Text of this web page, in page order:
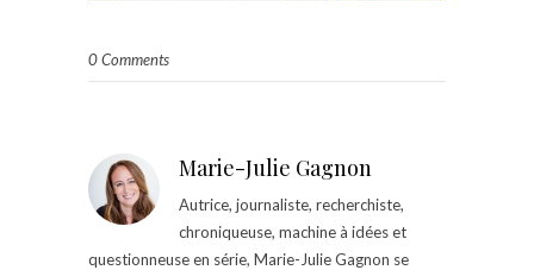
0 Comments
Marie-Julie Gagnon
Autrice, journaliste, recherchiste,
chroniqueuse, machine à idées et
questionneuse en série, Marie-Julie Gagnon se